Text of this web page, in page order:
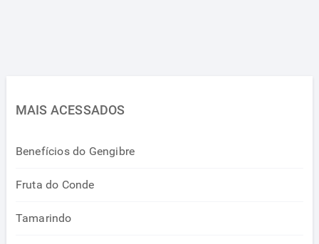
MAIS ACESSADOS
Benefícios do Gengibre
Fruta do Conde
Tamarindo